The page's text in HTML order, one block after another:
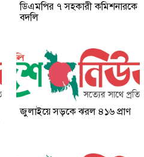
ডিএমপির ৭ সহকারী কমিশনারকে
বদলি
জুলাইয়ে সড়কে ঝরল ৪১৬ প্রাণ